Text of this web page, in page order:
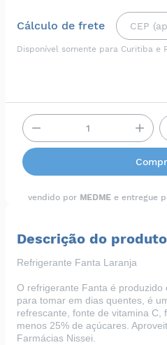
Cálculo de frete
Disponível somente para Curitiba e
vendido por MEDME e entregue
Descrição do produto
Refrigerante Fanta Laranja
O refrigerante Fanta é produzido
para tomar em dias quentes, é
refrescante, fonte de vitamina C,
menos 25% de açúcares.
Farmácias Nissei